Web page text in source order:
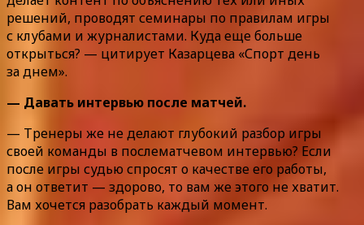
решений, проводят семинары по правилам игры
с клубами и журналистами. Куда еще больше
открыться? — цитирует Казарцева «Спорт день
за днем».
— Давать интервью после матчей.
— Тренеры же не делают глубокий разбор игры
своей команды в послематчевом интервью? Если
после игры судью спросят о качестве его работы,
а он ответит — здорово, то вам же этого не хватит.
Вам хочется разобрать каждый момент.